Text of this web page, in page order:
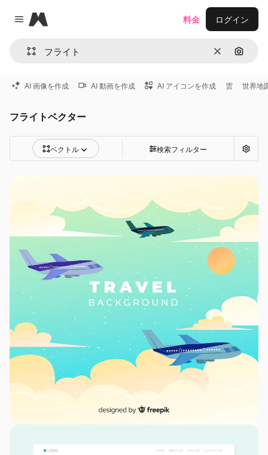
Close menu
Magnific
消去 画像で
料金 ログイン
AI 画像を作成 AI 動画を作成 AI アイコンを作成 雲 世界地
フライトベクター
ベクトル 検索フィルター